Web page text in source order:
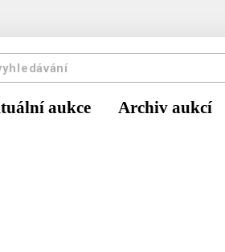
aukce Archiv aukcí